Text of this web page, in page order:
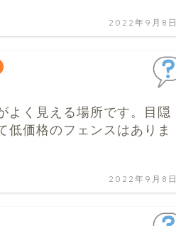
2022年9月8日
よく見える場所です。目隠
低価格のフェンスはありま
2022年9月8日